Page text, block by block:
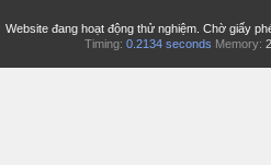
Website đang hoạt động thử nghiệm. Chờ giấy
Timing: 0.2134 seconds Memory: